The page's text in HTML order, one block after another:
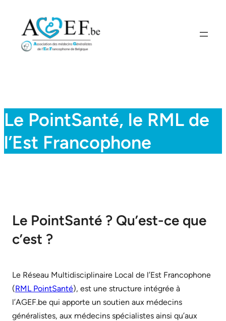
contenu
Le PointSanté, le RML de
l’Est Francophone
Le PointSanté ? Qu’est-ce que
c’est ?
Le Réseau Multidisciplinaire Local de l’Est Francophone
(RML PointSanté), est une structure intégrée à
l’AGEF.be qui apporte un soutien aux médecins
généralistes, aux médecins spécialistes ainsi qu’aux